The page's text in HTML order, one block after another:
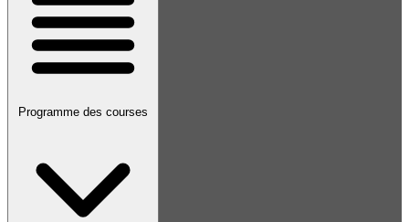
Programme des courses